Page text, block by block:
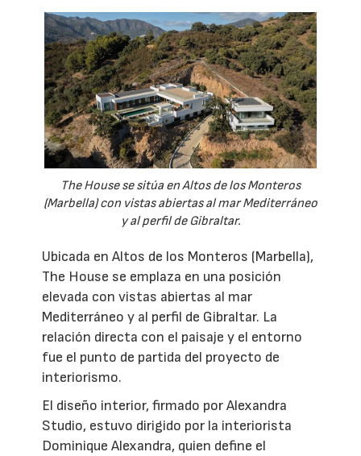
The House se sitúa en Altos de los Monteros
(Marbella) con vistas abiertas al mar Mediterráneo
y al perfil de Gibraltar.
Ubicada en Altos de los Monteros (Marbella),
The House se emplaza en una posición
elevada con vistas abiertas al mar
Mediterráneo y al perfil de Gibraltar. La
relación directa con el paisaje y el entorno
fue el punto de partida del proyecto de
interiorismo.
El diseño interior, firmado por Alexandra
Studio, estuvo dirigido por la interiorista
Dominique Alexandra, quien define el